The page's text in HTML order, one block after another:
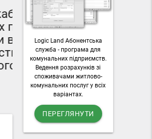
Ваш
можливості
завантажувати
Logic Land Абонентська
служба - програма для
комунальних підприємств.
Ведення розрахунків зі
споживачами житлово-
комунальних послуг у всіх
варіантах.
ПЕРЕГЛЯНУТИ